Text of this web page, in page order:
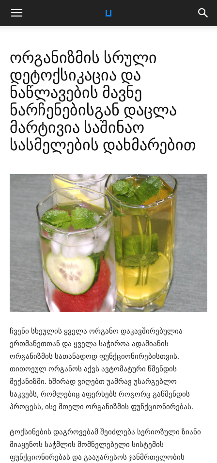
ორგანიზმის სრული
დეტოქსიკაცია და
ნაწლავების მავნე
ნარჩენებისგან დაცლა
მარტივია საშინაო
სასმელების დახმარებით
ჩვენი სხეულის ყველა ორგანო დაკავშირებულია
ერთმანეთთან და ყველა საჭიროა ადამიანის
ორგანიზმის სათანადოდ ფუნქციონირებისთვის.
თითოეულ ორგანოს აქვს ავტომატური წმენდის
მექანიზმი. ხშირად ვიღებთ უამრავ უსარგებლო
საკვებს, რომლებიც აფერხებს როგორც გაწმენდის
პროცესს, ისე მთელი ორგანიზმის ფუნქციონირებას.
ტოქსინების დაგროვებამ შეიძლება სერიოზული ზიანი
მიაყენოს საჭმლის მომნელებელი სისტემის
ფუნქციონირებას და გააუარესოს ჯანმრთელობის